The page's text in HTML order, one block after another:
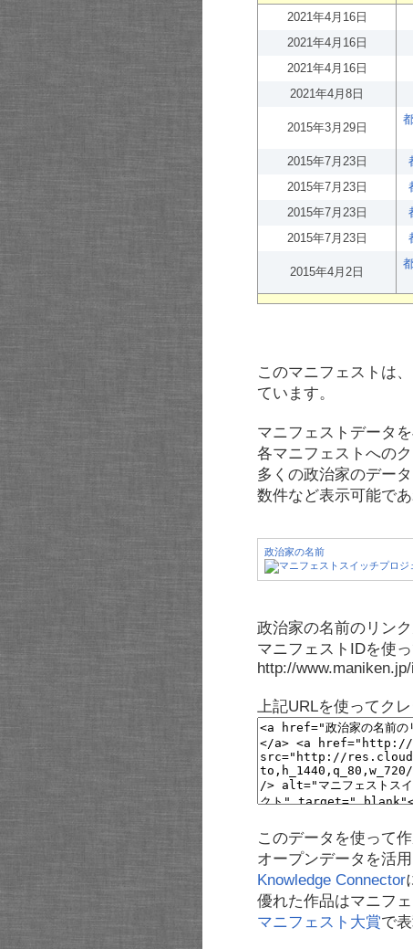
2021年4月16日
2021年4月16日
2021年4月16日
2021年4月8日
2015年3月29日
2015年7月23日
2015年7月23日
2015年7月23日
2015年7月23日
2015年4月2日
このマニフェストは、
ています。
マニフェストデータ
各マニフェストへの
多くの政治家のデー
数件など表示可能で
政治家の名前
政治家の名前のリン
マニフェストIDを使
http://
上記URLを使ってク
このデータを使って
オープンデータを活
Knowledge Connector
優れた作品はマニフ
マニフェスト大賞で